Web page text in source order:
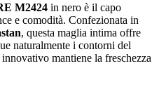
M2424 in nero è il capo
e comodità. Confezionata in
, questa maglia intima offre
naturalmente i contorni del
mantiene la freschezza